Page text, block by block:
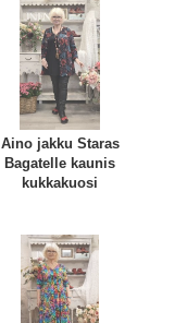
Aino jakku Staras
Bagatelle kaunis
kukkakuosi